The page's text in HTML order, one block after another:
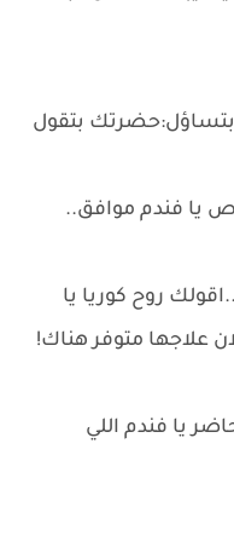
بتساؤل:حضرتك بتقول
يا فندم موافق..
روح كوريا يا
علاجها متوفر هناك!
يا فندم اللي